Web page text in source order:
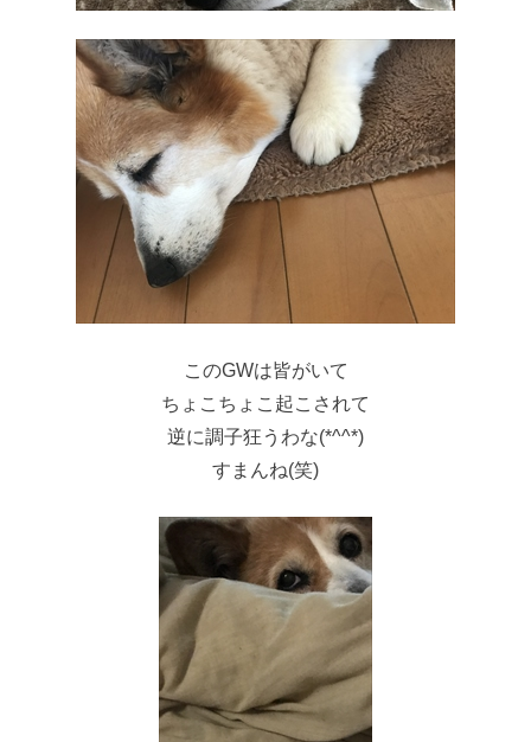
このGWは皆がいて
ちょこちょこ起こされて
逆に調子狂うわな(*^^*)
すまんね(笑)